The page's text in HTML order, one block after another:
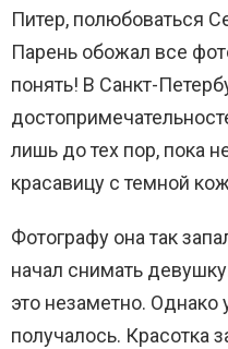
Питер, полюбоваться
Парень обожал все
понять! В Санкт-
лишь до тех пор, пока
красавицу с темной
Фотографу она так
начал снимать
это незаметно. Однако
получалось. Красотка